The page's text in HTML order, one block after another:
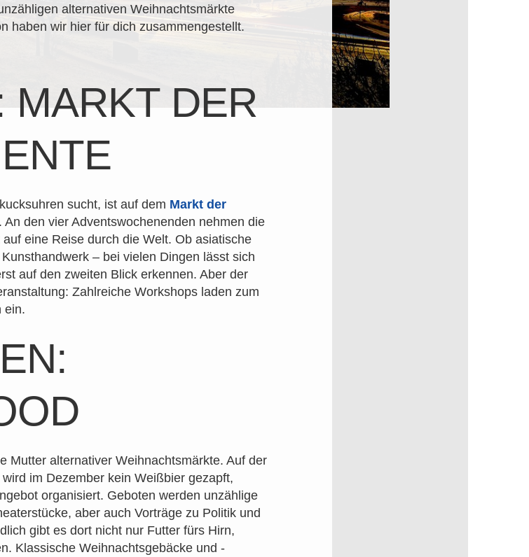
alternativen Weihnachtsmärkte
haben wir hier für dich zusammengestellt.
MARKT DER
sucht, ist auf dem Markt der
den vier Adventswochenenden nehmen die
eine Reise durch die Welt. Ob asiatische
– bei vielen Dingen lässt sich
auf den zweiten Blick erkennen. Aber der
Zahlreiche Workshops laden zum
ein.
Mutter alternativer Weihnachtsmärkte. Auf der
im Dezember kein Weißbier gezapft,
organisiert. Geboten werden unzählige
aber auch Vorträge zu Politik und
gibt es dort nicht nur Futter fürs Hirn,
Klassische Weihnachtsgebäcke und -